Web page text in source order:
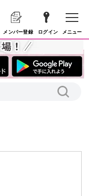
メンバー登録 ログイン メニュー